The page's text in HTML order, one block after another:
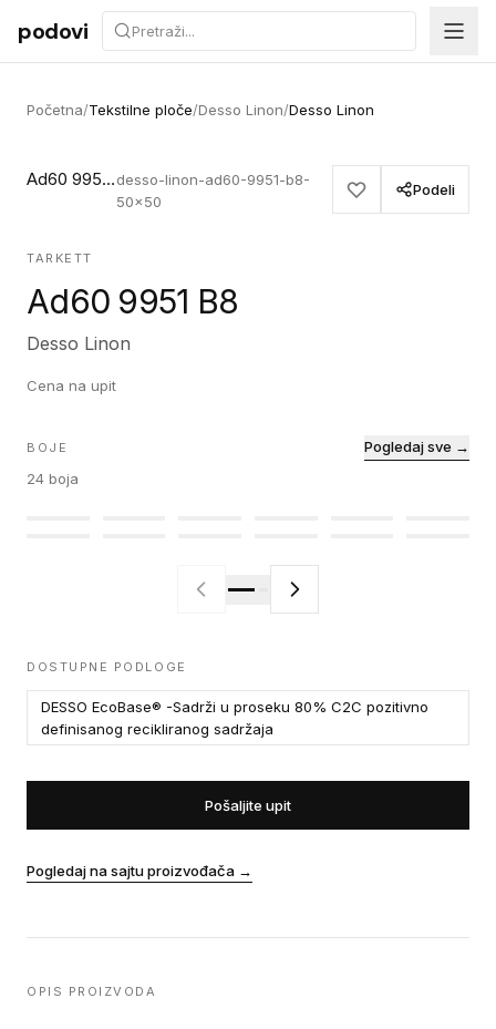
Preskoči na sadržaj
podovi
Početna/Tekstilne ploče/Desso Linon/Desso Linon
Ad60 9951 B8desso-linon-ad60-9951-b8-
50x50
Podeli
TARKETT
Ad60 9951 B8
Desso Linon
Cena na upit
BOJE
24 boja
Pogledaj sve →
DOSTUPNE PODLOGE
DESSO EcoBase® -Sadrži u proseku 80% C2C pozitivno
definisanog recikliranog sadržaja
Pošaljite upit
Pogledaj na sajtu proizvođača →
OPIS PROIZVODA